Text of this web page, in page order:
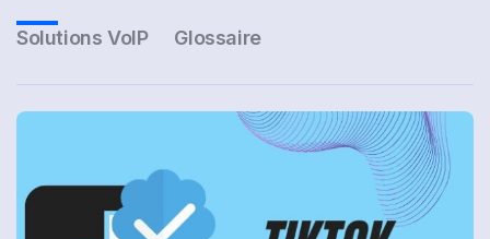
Solutions VoIP Glossaire